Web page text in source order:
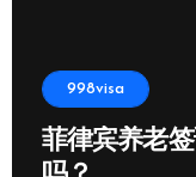
998visa
菲律宾养老